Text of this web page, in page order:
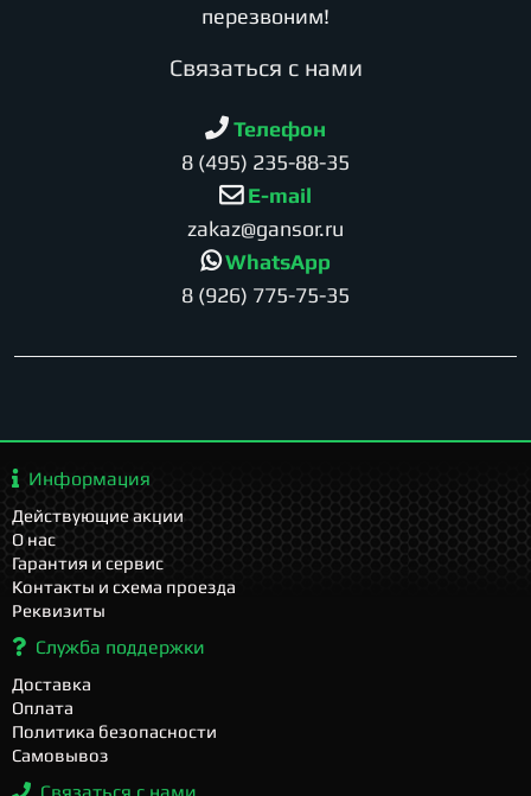
перезвоним!
Cвязаться с нами
Телефон
8 (495) 235-88-35
E-mail
zakaz@gansor.ru
WhatsApp
8 (926) 775-75-35
Информация
Действующие акции
О нас
Гарантия и сервис
Контакты и схема проезда
Реквизиты
Служба поддержки
Доставка
Оплата
Политика безопасности
Самовывоз